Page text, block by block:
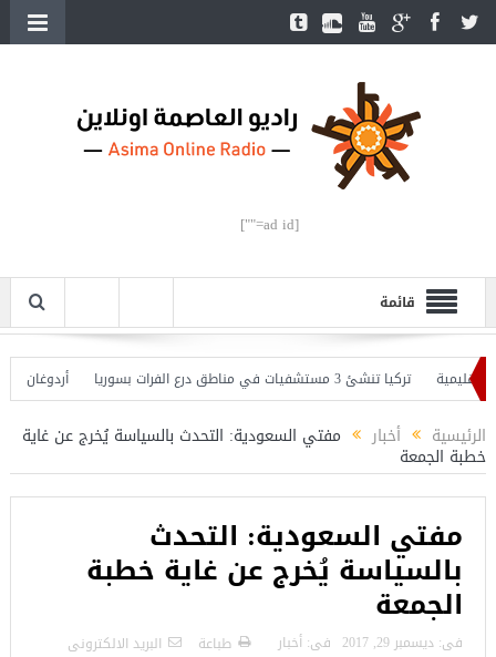
[ad id=""]
قائمة
تركيا تنشئ 3 مستشفيات في مناطق درع الفرات بسوريا
أردوغان يفتتح
الرئيسية أخبار مفتي السعودية: التحدث بالسياسة يُخرج عن غاية
خطبة الجمعة
مفتي السعودية: التحدث
بالسياسة يُخرج عن غاية خطبة
الجمعة
فى: ديسمبر 29, 2017 فى: أخبار طباعة البريد الالكترونى